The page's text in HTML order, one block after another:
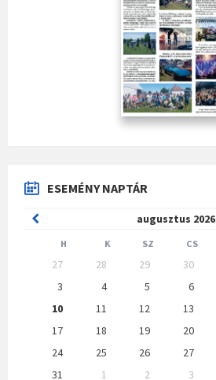
ESEMÉNY NAPTÁR
augusztus 2026
Previous
Month
H K SZ CS
calendar
27 28 29 30
3
4 5 6
10
11 12 13
17
18 19 20
24
25 26 27
31
1 2 3